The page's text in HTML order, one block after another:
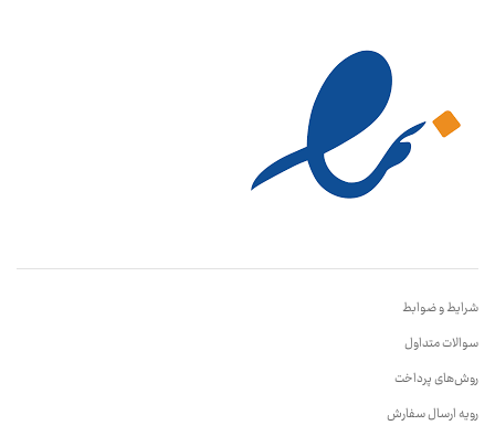
شرایط و ضوابط
سوالات متداول
روش‌های پرداخت
رویه ارسال سفارش